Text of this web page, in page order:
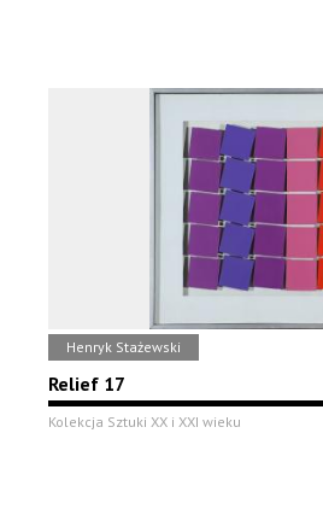
Henryk Stażewski
Relief 17
Kolekcja Sztuki XX i XXI wieku